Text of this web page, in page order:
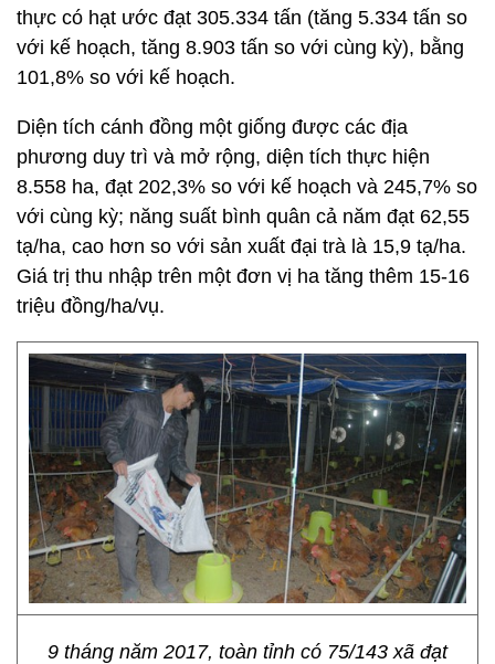
thực có hạt ước đạt 305.334 tấn (tăng 5.334 tấn so
với kế hoạch, tăng 8.903 tấn so với cùng kỳ), bằng
101,8% so với kế hoạch.
Diện tích cánh đồng một giống được các địa
phương duy trì và mở rộng, diện tích thực hiện
8.558 ha, đạt 202,3% so với kế hoạch và 245,7% so
với cùng kỳ; năng suất bình quân cả năm đạt 62,55
tạ/ha, cao hơn so với sản xuất đại trà là 15,9 tạ/ha.
Giá trị thu nhập trên một đơn vị ha tăng thêm 15-16
triệu đồng/ha/vụ.
9 tháng năm 2017, toàn tỉnh có 75/143 xã đạt